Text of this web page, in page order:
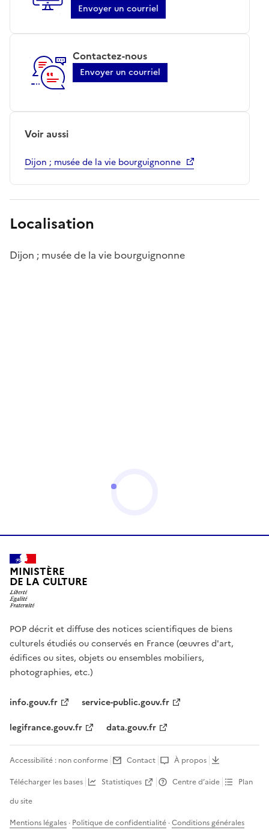
Envoyer un courriel
Contactez-nous
Envoyer un courriel
Voir aussi
Dijon ; musée de la vie bourguignonne
Localisation
Dijon ; musée de la vie bourguignonne
MINISTÈRE
DE LA CULTURE
POP décrit et diffuse des notices scientifiques de biens
culturels étudiés ou conservés en France (œuvres d'art,
édifices ou sites, objets ou ensembles mobiliers,
photographies, etc.)
info.gouv.fr
service-public.gouv.fr
legifrance.gouv.fr
data.gouv.fr
Accessibilité : non conforme Contact
À propos
Télécharger les bases
Statistiques Centre d’aide
Plan
du site
Mentions légales · Politique de confidentialité ·Conditions générales